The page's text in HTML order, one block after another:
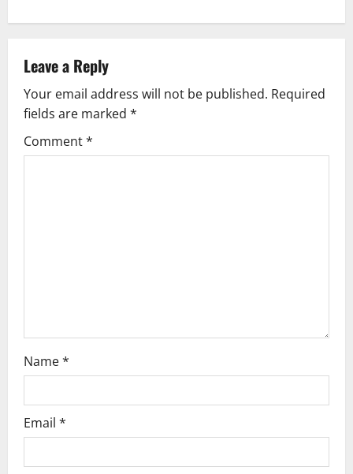
Leave a Reply
Your email address will not be published. Required
fields are marked *
Comment*
Name*
Email *